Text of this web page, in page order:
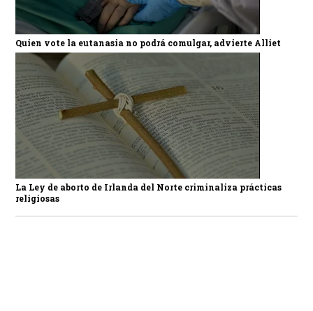
Quien vote la eutanasia no podrá comulgar, advierte Alliet
La Ley de aborto de Irlanda del Norte criminaliza prácticas
religiosas